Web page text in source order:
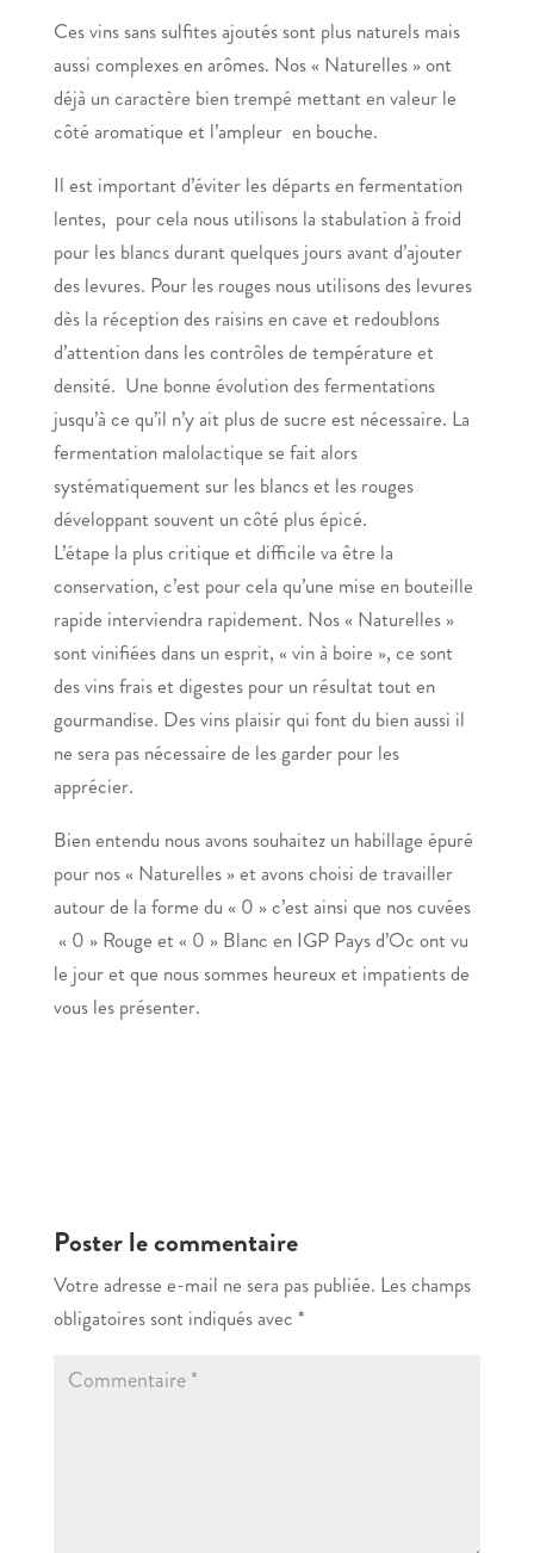
Ces vins sans sulfites ajoutés sont plus naturels mais
aussi complexes en arômes. Nos « Naturelles » ont
déjà un caractère bien trempé mettant en valeur le
côté aromatique et l’ampleur en bouche.
Il est important d’éviter les départs en fermentation
lentes, pour cela nous utilisons la stabulation à froid
pour les blancs durant quelques jours avant d’ajouter
des levures. Pour les rouges nous utilisons des levures
dès la réception des raisins en cave et redoublons
d’attention dans les contrôles de température et
densité. Une bonne évolution des fermentations
jusqu’à ce qu’il n’y ait plus de sucre est nécessaire. La
fermentation malolactique se fait alors
systématiquement sur les blancs et les rouges
développant souvent un côté plus épicé.
L’étape la plus critique et difficile va être la
conservation, c’est pour cela qu’une mise en bouteille
rapide interviendra rapidement. Nos « Naturelles »
sont vinifiées dans un esprit, « vin à boire », ce sont
des vins frais et digestes pour un résultat tout en
gourmandise. Des vins plaisir qui font du bien aussi il
ne sera pas nécessaire de les garder pour les
apprécier.
Bien entendu nous avons souhaitez un habillage épuré
pour nos « Naturelles » et avons choisi de travailler
autour de la forme du « 0 » c’est ainsi que nos cuvées
« 0 » Rouge et « 0 » Blanc en IGP Pays d’Oc ont vu
le jour et que nous sommes heureux et impatients de
vous les présenter.
Poster le commentaire
Votre adresse e-mail ne sera pas publiée. Les champs
obligatoires sont indiqués avec *